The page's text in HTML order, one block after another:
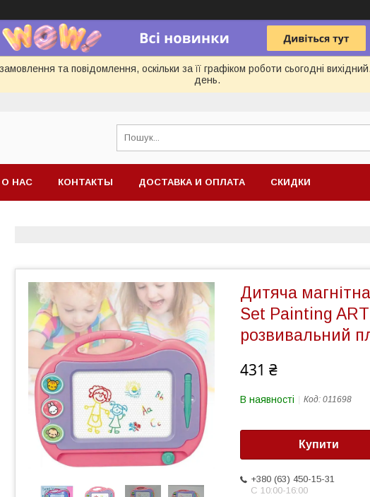
та повідомлення, оскільки за її графіком роботи сьогодні
день.
О НАС КОНТАКТЫ ДОСТАВКА И ОПЛАТА СКИДКИ
Дитяча
Set Painting
розвивальний
431 ₴
В наявності Код: 011698
Купити
+380 (63) 450-15-31
С 10:00-16:00